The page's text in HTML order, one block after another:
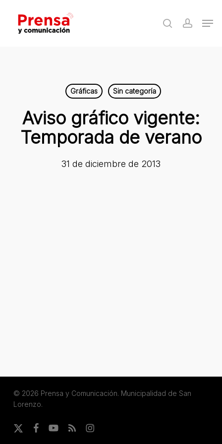
main
search
Gráficas Sin categoría
Aviso gráfico vigente:
Temporada de verano
31 de diciembre de 2013
© 2026 Prensa y Comunicación. Municipalidad de San
Lorenzo.
x-
facebookyoutube
RSS instagram